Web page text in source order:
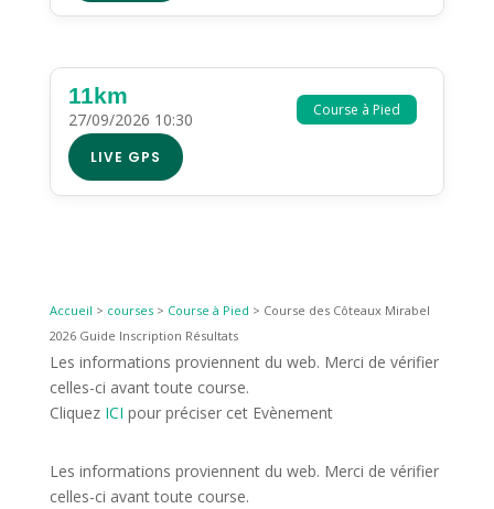
Course à Pied
11km
27/09/2026 10:30
LIVE GPS
Accueil > courses> Course à Pied > Course des Côteaux Mirabel
2026 Guide Inscription Résultats
Les informations proviennent du web. Merci de vérifier
celles-ci avant toute course.
Cliquez ICI pour préciser cet Evènement
Les informations proviennent du web. Merci de vérifier
celles-ci avant toute course.